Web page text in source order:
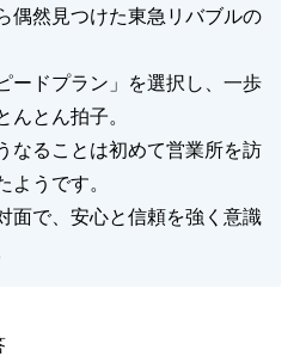
偶然見つけた東急リバブルの
ードプラン」を選択し、一歩
んとん拍子。
なることは初めて営業所を訪
ようです。
面で、安心と信頼を強く意識